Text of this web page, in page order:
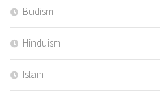
Budism
Hinduism
Islam